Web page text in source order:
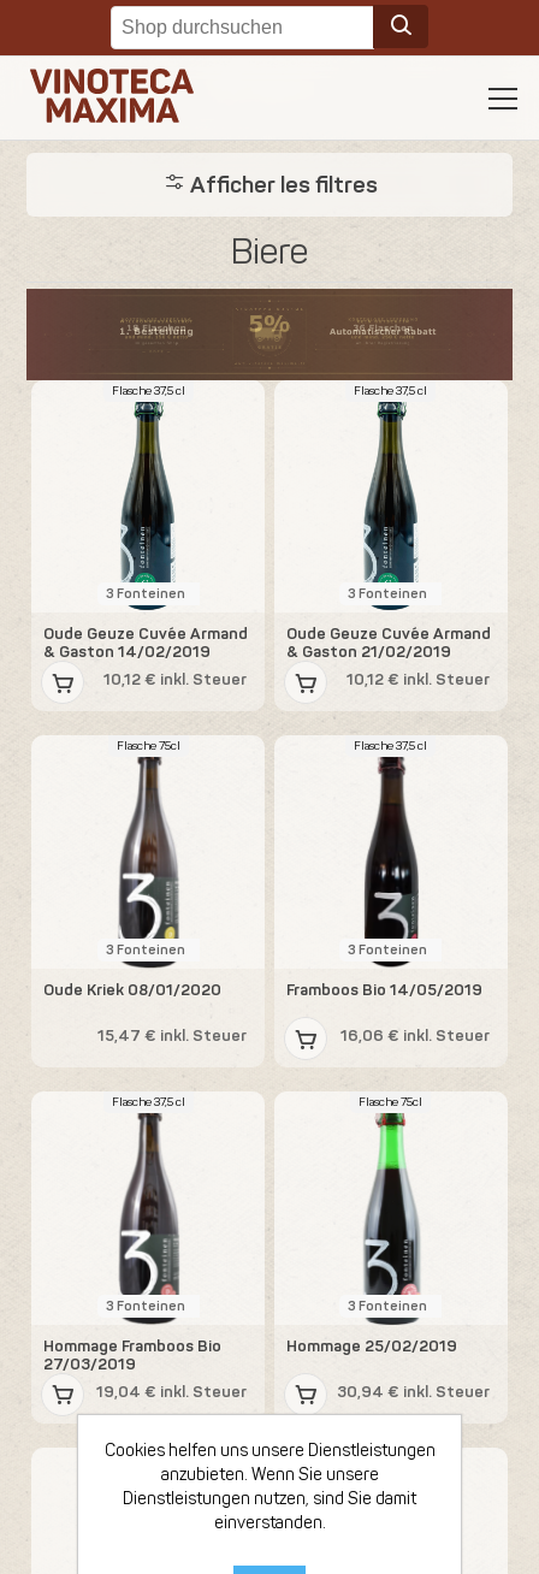
Afficher les filtres
Biere
Flasche 37,5 cl
3 Fonteinen
Oude Geuze Cuvée Armand
& Gaston 14/02/2019
10,12 € inkl. Steuer
Flasche 37,5 cl
3 Fonteinen
Oude Geuze Cuvée Armand
& Gaston 21/02/2019
10,12 € inkl. Steuer
Flasche 75cl
3 Fonteinen
Oude Kriek 08/01/2020
15,47 € inkl. Steuer
Flasche 37,5 cl
3 Fonteinen
Framboos Bio 14/05/2019
16,06 € inkl. Steuer
Flasche 37,5 cl
3 Fonteinen
Hommage Framboos Bio
27/03/2019
19,04 € inkl. Steuer
Flasche 75cl
3 Fonteinen
Hommage 25/02/2019
30,94 € inkl. Steuer
Flasche 75cl Flasche 75cl
Cookies helfen uns unsere Dienstleistungen
anzubieten. Wenn Sie unsere
Dienstleistungen nutzen, sind Sie damit
einverstanden.